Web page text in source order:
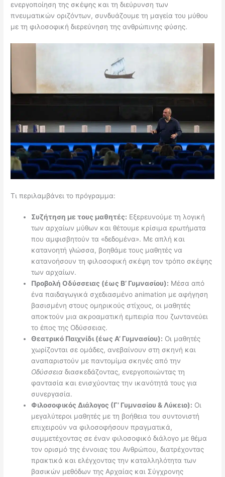
ενεργοποίηση της σκέψης και τη διεύρυνση των
πνευματικών οριζόντων, συνδυάζουμε τη μαγεία του μύθου
με τη φιλοσοφική διερεύνηση της ανθρώπινης φύσης.
Τι περιλαμβάνει το πρόγραμμα:
Συζήτηση με τους μαθητές: Εξερευνούμε τη λογική
των αρχαίων μύθων και θέτουμε κρίσιμα ερωτήματα
που αμφισβητούν τα «δεδομένα». Με απλή και
κατανοητή γλώσσα, βοηθάμε τους μαθητές να
κατανοήσουν τη φιλοσοφική σκέψη τον τρόπο σκέψης
των αρχαίων.
Προβολή Οδύσσειας (έως Β’ Γυμνασίου): Μέσα από
ένα παιδαγωγικά σχεδιασμένο animation με αφήγηση
βασισμένη στους ομηρικούς στίχους, οι μαθητές
αποκτούν μια ακροαματική εμπειρία που ζωντανεύει
το έπος της Οδύσσειας.
Θεατρικό Παιχνίδι (έως Α’ Γυμνασίου): Οι μαθητές
χωρίζονται σε ομάδες, ανεβαίνουν στη σκηνή και
αναπαριστούν με παντομίμα σκηνές από την
Οδύσσεια διασκεδάζοντας, ενεργοποιώντας τη
φαντασία και ενισχύοντας την ικανότητά τους για
συνεργασία.
Φιλοσοφικός Διάλογος (Γ’ Γυμνασίου & Λύκειο): Οι
μεγαλύτεροι μαθητές με τη βοήθεια του συντονιστή
επιχειρούν να φιλοσοφήσουν πραγματικά,
συμμετέχοντας σε έναν φιλοσοφικό διάλογο με θέμα
τον ορισμό της έννοιας του Ανθρώπου, διατρέχοντας
πρακτικά και ελέγχοντας την καταλληλότητα των
βασικών μεθόδων της Αρχαίας και Σύγχρονης